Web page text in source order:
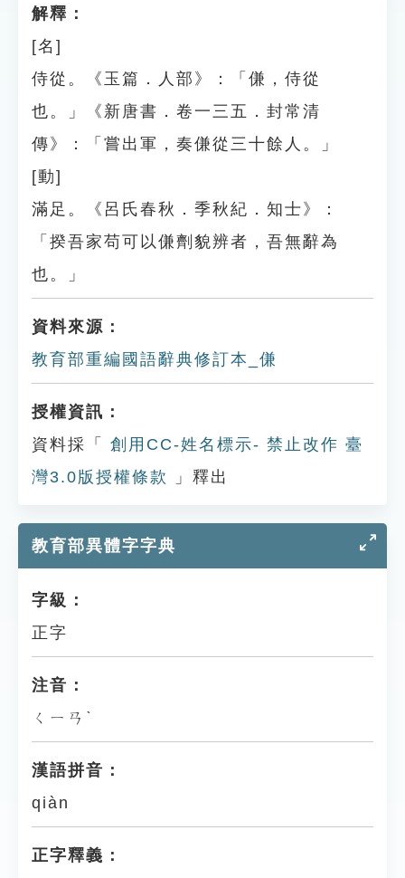
解釋：
[名]
侍從。《玉篇．人部》：「傔，侍從
也。」《新唐書．卷一三五．封常清
傳》：「嘗出軍，奏傔從三十餘人。」
[動]
滿足。《呂氏春秋．季秋紀．知士》：
「揆吾家苟可以傔劑貌辨者，吾無辭為
也。」
資料來源：
教育部重編國語辭典修訂本_傔
授權資訊：
資料採「
創用CC-姓名標示- 禁止改作 臺
灣3.0版授權條款
」釋出
教育部異體字字典
字級：
正字
注音：
ㄑㄧㄢˋ
漢語拼音：
qiàn
正字釋義：